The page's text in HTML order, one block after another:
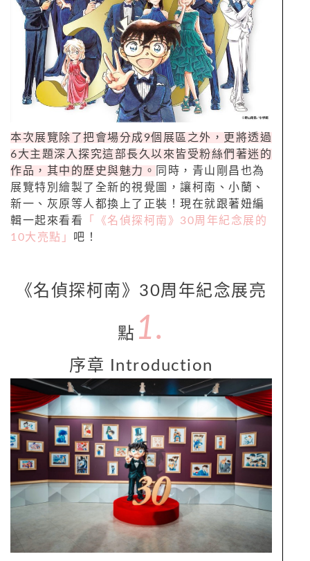
本次展覽除了把會場分成9個展區之外，更將透過
6大主題深入探究這部長久以來皆受粉絲們著迷的
作品，其中的歷史與魅力。
同時，青山剛昌也為
展覽特別繪製了全新的視覺圖，讓柯南、小蘭、
新一、灰原等人都換上了正裝！現在就跟著妞編
輯一起來看看
「《名偵探柯南》30周年紀念展的
10大亮點」 吧！
《名偵探柯南》30周年紀念展亮
點 1.
序章 Introduction